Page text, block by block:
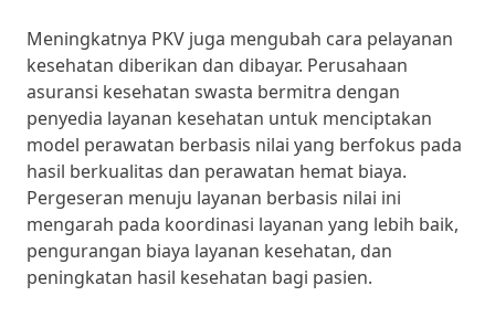
Meningkatnya PKV juga mengubah cara pelayanan
kesehatan diberikan dan dibayar. Perusahaan
asuransi kesehatan swasta bermitra dengan
penyedia layanan kesehatan untuk menciptakan
model perawatan berbasis nilai yang berfokus pada
hasil berkualitas dan perawatan hemat biaya.
Pergeseran menuju layanan berbasis nilai ini
mengarah pada koordinasi layanan yang lebih baik,
pengurangan biaya layanan kesehatan, dan
peningkatan hasil kesehatan bagi pasien.